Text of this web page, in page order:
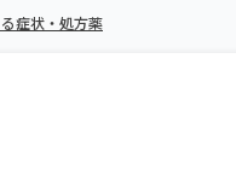
症状・処方薬